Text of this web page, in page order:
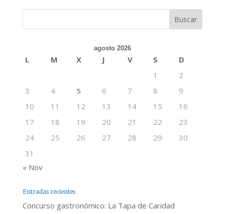
agosto 2026
L M X J V S
D
1
2
3
4 5 6 7 8
9
10
11 12 13 14 15
16
17
18 19 20 21 22
23
24
25 26 27 28 29
30
31
« Nov
Entradas recientes
Concurso gastronómico: La Tapa de Caridad